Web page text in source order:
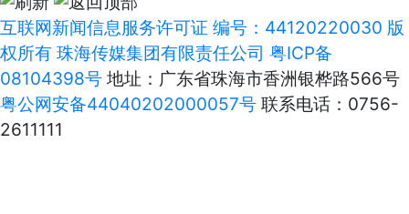
互联网新闻信息服务许可证 编号：44120220030 版
权所有 珠海传媒集团有限责任公司 粤ICP备
08104398号 地址：广东省珠海市香洲银桦路566号
粤公网安备44040202000057号 联系电话：0756-
2611111